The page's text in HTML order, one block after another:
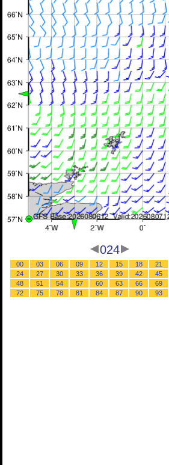
024
00 03 06 09 12 15 18
21
24
27 30 33 36 39 42
45
48
51 54 57 60 63 66
69
72
75 78 81 84 87 90 93